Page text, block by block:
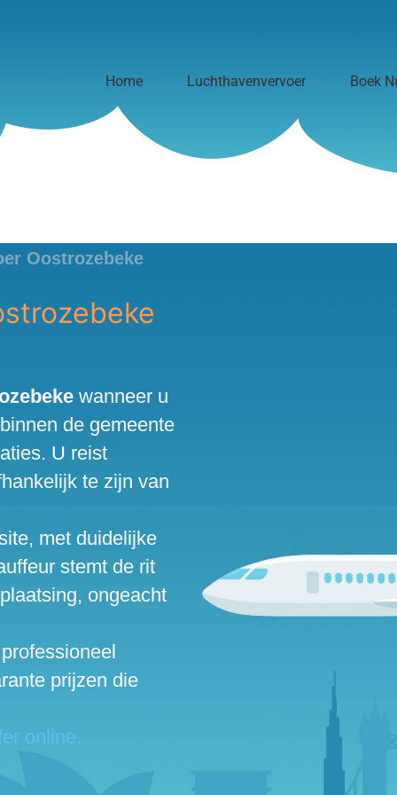
Home Luchthavenvervoer Boek
Oostrozebeke
wanneer u
de gemeente
U reist
te zijn van
met duidelijke
stemt de rit
ongeacht
prijzen die
online.